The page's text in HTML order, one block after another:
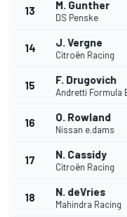
13 M. Gunther
DS Penske
14 J. Vergne
Citroën Racing
15 F. Drugovich
Andretti Formula
16 O. Rowland
Nissan e.dams
17 N. Cassidy
Citroën Racing
18 N. deVries
Mahindra Racing